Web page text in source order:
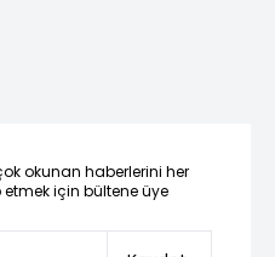
okunan haberlerini her
için bültene üye